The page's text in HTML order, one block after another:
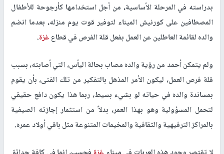
بدراسته في المرحلة الأساسية، من أجل استخدامها كأرجوحة للأطفال
المصطافين على كورنيش الميناء لتوفير قوت يوم منزله، بعدما انضم
والده لقائمة العاطلين عن العمل بفعل قلة الفرص في قطاعغزة.
ولم يتمكن أحمد من رؤية والده مصاب بحالة اليأس، التي أصابته، بسبب
قلة فرص العمل، ليكون الأمر المذهل بالتفكير من تلك الفتى، بأن يقوم
بمساندة والده في حياته لو بشيء بسيط، ربما هذا يكون دافع حقيقي
لتحمل المسؤولية وهو بهذا العمر، بدلاً من استثمار إجازته الصيفية
بالمراكز الترفيهية والثقافية والمخيمات المتنوعة مثل باقي أولاد عمره.